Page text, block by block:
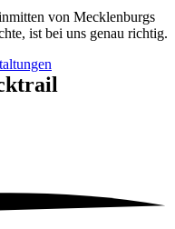
von Mecklenburgs
ist bei uns genau richtig.